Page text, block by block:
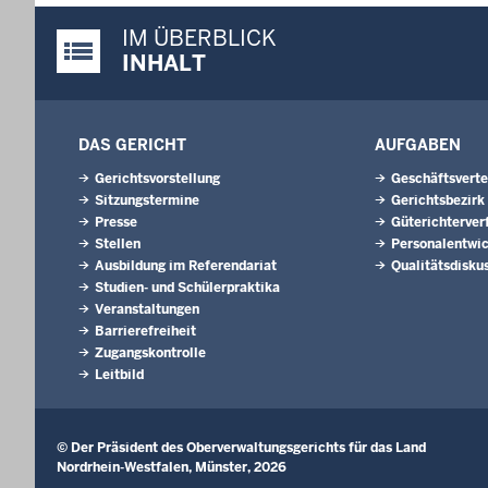
Justiz-Portal im Überblick:
IM ÜBERBLICK
INHALT
DAS GERICHT
Gerichtsvorstellung
Sitzungstermine
Presse
Stellen
Ausbildung im Referendariat
Studien- und Schülerpraktika
Veranstaltungen
Barrierefreiheit
Zugangskontrolle
Leitbild
AUFGABEN
Gerichtsbezirk
© Der Präsident des Oberverwaltungsgerichts für das Land
Nordrhein-Westfalen, Münster, 2026